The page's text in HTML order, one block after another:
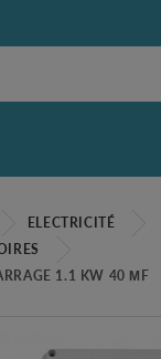
ELECTRICITÉ
1.1 KW 40 ΜF